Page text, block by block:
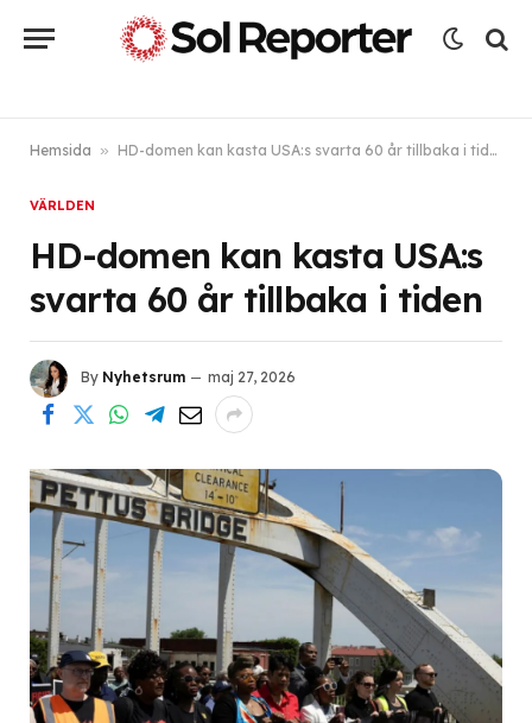
Hemsida » HD-domen kan kasta USA:s svarta 60 år tillbaka i tiden
VÄRLDEN
HD-domen kan kasta USA:s
svarta 60 år tillbaka i tiden
By Nyhetsrum maj 27, 2026